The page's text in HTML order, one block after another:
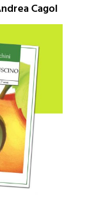
Cagol